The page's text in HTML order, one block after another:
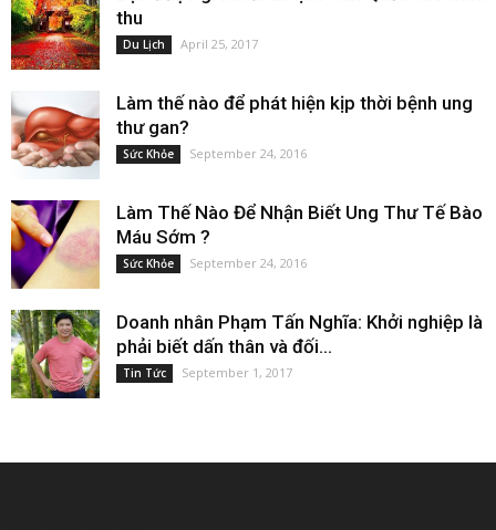
thu
Du Lịch April 25, 2017
Làm thế nào để phát hiện kịp thời bệnh ung
thư gan?
Sức Khỏe September 24, 2016
Làm Thế Nào Để Nhận Biết Ung Thư Tế Bào
Máu Sớm ?
Sức Khỏe September 24, 2016
Doanh nhân Phạm Tấn Nghĩa: Khởi nghiệp là
phải biết dấn thân và đối...
Tin Tức September 1, 2017